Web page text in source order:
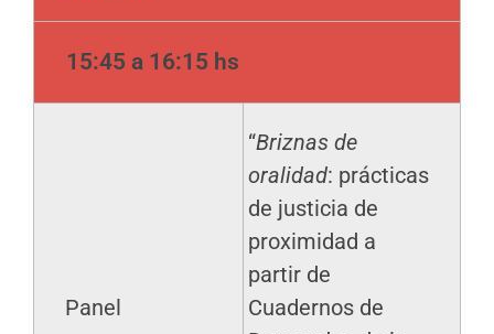
15:45 a 16:15 hs
Panel
“Briznas de
oralidad: prácticas
de justicia de
proximidad a
partir de
Cuadernos de